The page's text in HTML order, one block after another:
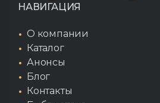
НАВИГАЦИЯ
О компании
Каталог
Анонсы
Блог
Контакты